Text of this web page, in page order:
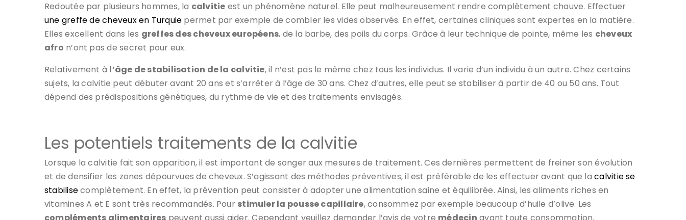
Redoutée par plusieurs hommes, la calvitie est un phénomène naturel. Elle peut malheureusement rendre complètement chauve. Effectuer
une greffe de cheveux en Turquie permet par exemple de combler les vides observés. En effet, certaines cliniques sont expertes en la matière.
Elles excellent dans les greffes des cheveux européens, de la barbe, des poils du corps. Grâce à leur technique de pointe, même les cheveux
afro n’ont pas de secret pour eux.
Relativement à l’âge de stabilisation de la calvitie, il n’est pas le même chez tous les individus. Il varie d’un individu à un autre. Chez certains
sujets, la calvitie peut débuter avant 20 ans et s’arrêter à l’âge de 30 ans. Chez d’autres, elle peut se stabiliser à partir de 40 ou 50 ans. Tout
dépend des prédispositions génétiques, du rythme de vie et des traitements envisagés.
Les potentiels traitements de la calvitie
Lorsque la calvitie fait son apparition, il est important de songer aux mesures de traitement. Ces dernières permettent de freiner son évolution
et de densifier les zones dépourvues de cheveux. S’agissant des méthodes préventives, il est préférable de les effectuer avant que lacalvitie se
stabilisecomplètement. En effet, la prévention peut consister à adopter une alimentation saine et équilibrée. Ainsi, les aliments riches en
vitamines A et E sont très recommandés. Pour stimuler la pousse capillaire, consommez par exemple beaucoup d’huile d’olive. Les